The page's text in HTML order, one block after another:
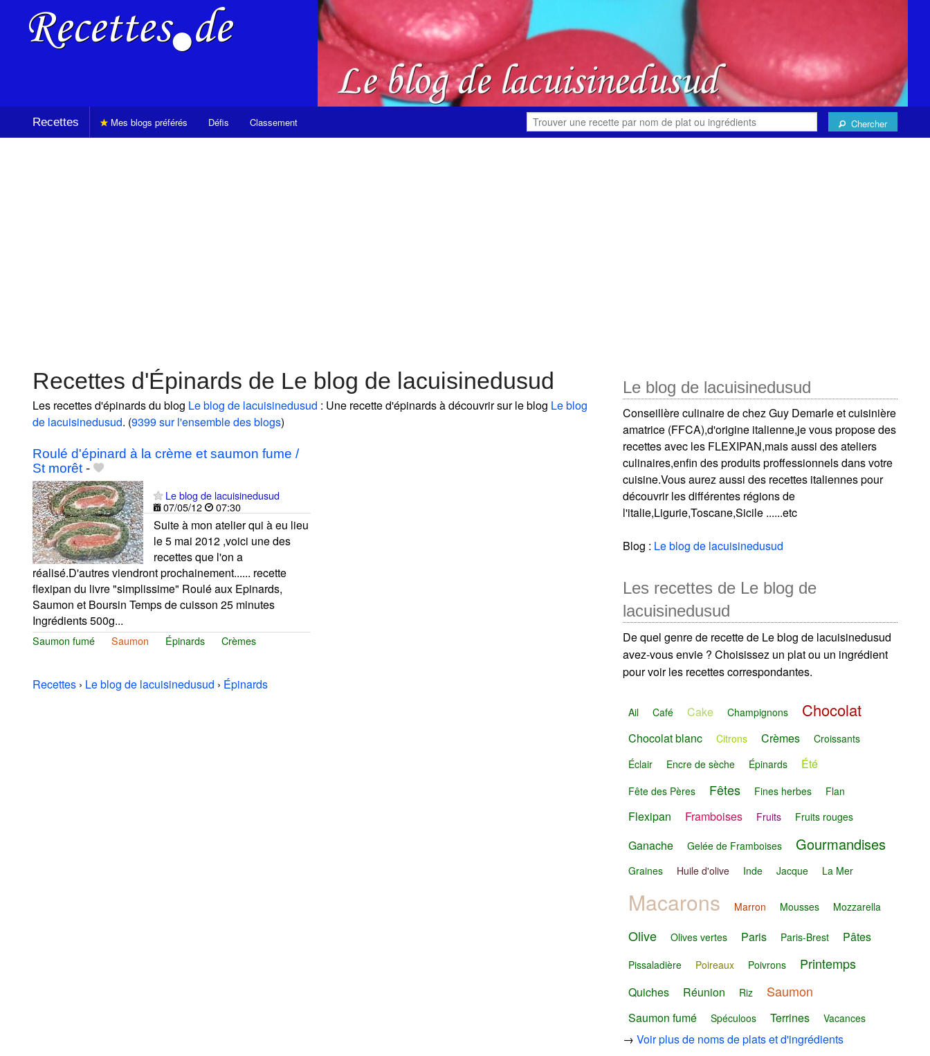
Recettes Chercher
Mes blogs préférés Défis Classement
Recettes d'Épinards de Le blog de lacuisinedusud
Les recettes d'épinards du blog Le blog de lacuisinedusud : Une recette d'épinards à découvrir sur le blog Le blog
de lacuisinedusud. (9399 sur l'ensemble des blogs)
Roulé d'épinard à la crème et saumon fume /
St morêt -
Le blog de lacuisinedusud
07/05/12
07:30
Suite à mon atelier qui à eu lieu
le 5 mai 2012 ,voici une des
recettes que l'on a
réalisé.D'autres viendront prochainement...... recette
flexipan du livre "simplissime" Roulé aux Epinards,
Saumon et Boursin Temps de cuisson 25 minutes
Ingrédients 500g...
Saumon fumé Saumon Épinards Crèmes
Recettes › Le blog de lacuisinedusud › Épinards
Le blog de lacuisinedusud
Conseillère culinaire de chez Guy Demarle et cuisinière
amatrice (FFCA),d'origine italienne,je vous propose des
recettes avec les FLEXIPAN,mais aussi des ateliers
culinaires,enfin des produits proffessionnels dans votre
cuisine.Vous aurez aussi des recettes italiennes pour
découvrir les différentes régions de
l'italie,Ligurie,Toscane,Sicile ......etc
Blog : Le blog de lacuisinedusud
Les recettes de Le blog de
lacuisinedusud
De quel genre de recette de Le blog de lacuisinedusud
avez-vous envie ? Choisissez un plat ou un ingrédient
pour voir les recettes correspondantes.
Ail Café Cake Champignons Chocolat
Chocolat blanc Citrons Crèmes
Croissants
Éclair
Encre de sèche Épinards Été
Fête des Pères Fêtes Fines herbes Flan
Flexipan Framboises Fruits Fruits rouges
Ganache Gelée de Framboises Gourmandises
Graines Huile d'olive Inde Jacque La Mer
Macarons Marron Mousses Mozzarella
Olive Olives vertes Paris Paris-Brest Pâtes
Pissaladière Poireaux Poivrons Printemps
Quiches Réunion Riz Saumon
Saumon fumé Spéculoos Terrines Vacances
→Voir plus de noms de plats et d'ingrédients